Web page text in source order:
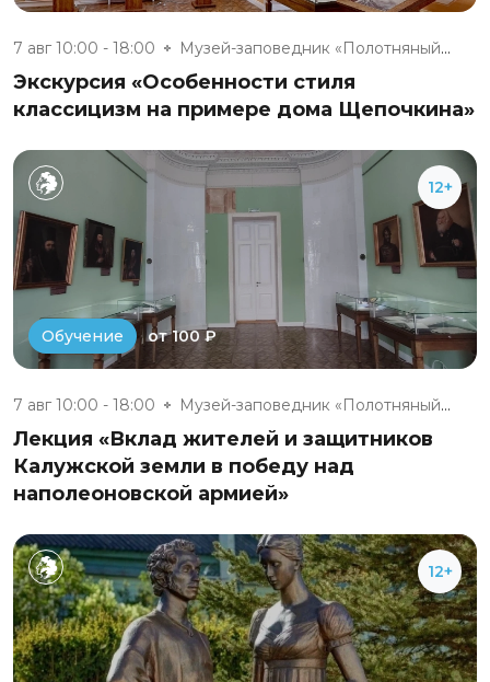
7 авг 10:00 - 18:00 Музей-заповедник «Полотняный З...
Экскурсия «Особенности стиля
классицизм на примере дома Щепочкина»
12+
Обучение от 100 ₽
7 авг 10:00 - 18:00 Музей-заповедник «Полотняный З...
Лекция «Вклад жителей и защитников
Калужской земли в победу над
наполеоновской армией»
12+